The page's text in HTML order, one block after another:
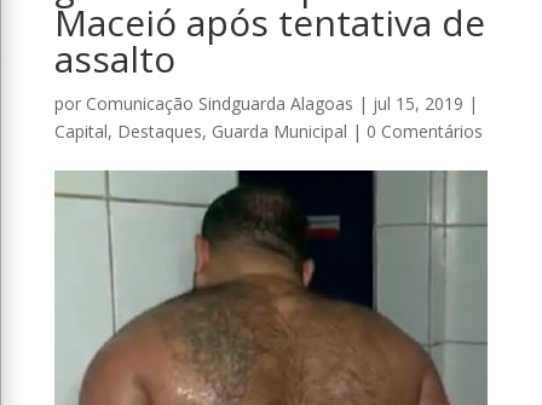
Maceió após tentativa de
assalto
por Comunicação Sindguarda Alagoas | jul 15, 2019 |
Capital, Destaques, Guarda Municipal | 0 Comentários